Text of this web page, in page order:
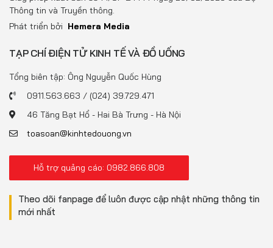
Pháp luật
Multimedia
Thông tin và Truyền thông.
Phát triển bởi Hemera Media
TẠP CHÍ ĐIỆN TỬ KINH TẾ VÀ ĐỒ UỐNG
Tổng biên tập: Ông Nguyễn Quốc Hùng
0911.563.663 / (024) 39.729.471
46 Tăng Bạt Hổ - Hai Bà Trưng - Hà Nội
toasoan@kinhtedouong.vn
Hỗ trợ quảng cáo: 0982.866.808
Theo dõi fanpage để luôn được cập nhật những thông tin
mới nhất